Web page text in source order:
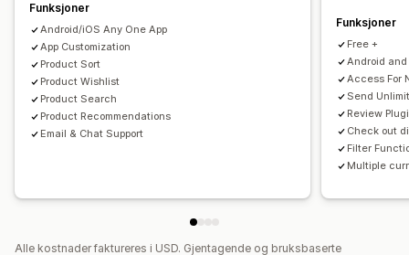
Funksjoner
Android/iOS Any One App
App Customization
Product Sort
Product Wishlist
Product Search
Product Recommendations
Email & Chat Support
Funksjoner
Free +
Android and
Access For
Send
Review
Check out
Filter
Multiple
Alle kostnader faktureres i USD. Gjentagende og bruksbaserte